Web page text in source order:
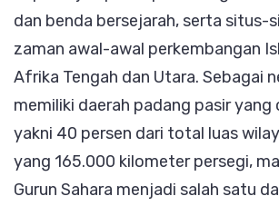
dan benda bersejarah, serta situs-
zaman awal-awal perkembangan
Afrika Tengah dan Utara. Sebagai
memiliki daerah padang pasir yang
yakni 40 persen dari total luas
yang 165.000 kilometer persegi,
Gurun Sahara menjadi salah satu